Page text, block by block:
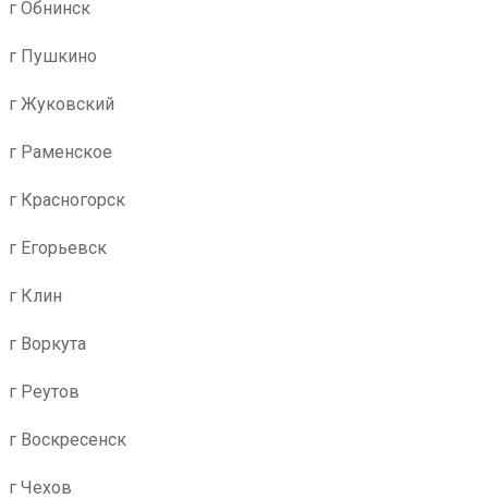
г Обнинск
г Пушкино
г Жуковский
г Раменское
г Красногорск
г Егорьевск
г Клин
г Воркута
г Реутов
г Воскресенск
г Чехов